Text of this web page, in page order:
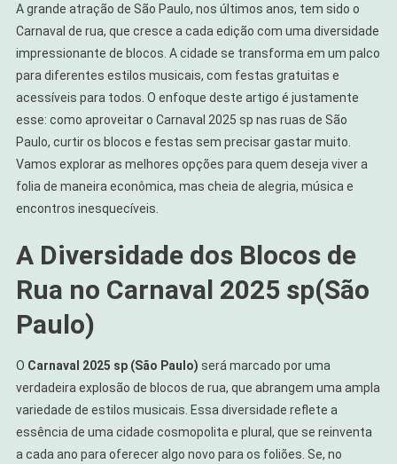
A grande atração de São Paulo, nos últimos anos, tem sido o
Carnaval de rua, que cresce a cada edição com uma diversidade
impressionante de blocos. A cidade se transforma em um palco
para diferentes estilos musicais, com festas gratuitas e
acessíveis para todos. O enfoque deste artigo é justamente
esse: como aproveitar o Carnaval 2025 sp nas ruas de São
Paulo, curtir os blocos e festas sem precisar gastar muito.
Vamos explorar as melhores opções para quem deseja viver a
folia de maneira econômica, mas cheia de alegria, música e
encontros inesquecíveis.
A Diversidade dos Blocos de
Rua no Carnaval 2025 sp(São
Paulo)
O Carnaval 2025 sp (São Paulo) será marcado por uma
verdadeira explosão de blocos de rua, que abrangem uma ampla
variedade de estilos musicais. Essa diversidade reflete a
essência de uma cidade cosmopolita e plural, que se reinventa
a cada ano para oferecer algo novo para os foliões. Se, no